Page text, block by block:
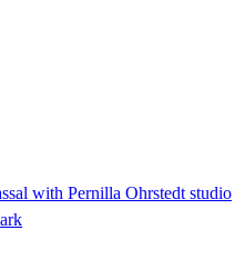
with Pernilla Ohrstedt studio